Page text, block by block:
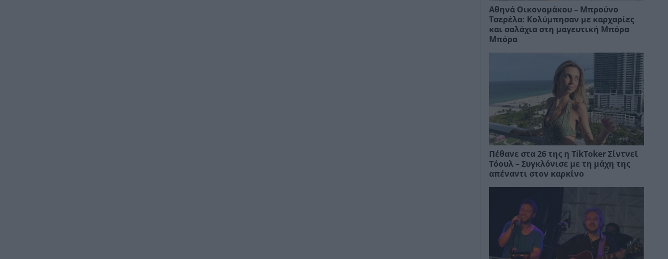
Αθηνά Οικονομάκου – Μπρούνο
Τσερέλα: Κολύμπησαν με καρχαρίες
και σαλάχια στη μαγευτική Μπόρα
Μπόρα
Πέθανε στα 26 της η TikToker Σίντνεϊ
Τόουλ – Συγκλόνισε με τη μάχη της
απέναντι στον καρκίνο